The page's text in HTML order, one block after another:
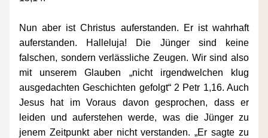
Nun aber ist Christus auferstanden. Er ist wahrhaft
auferstanden. Halleluja! Die Jünger sind keine
falschen, sondern verlässliche Zeugen. Wir sind also
mit unserem Glauben „nicht irgendwelchen klug
ausgedachten Geschichten gefolgt“ 2 Petr 1,16. Auch
Jesus hat im Voraus davon gesprochen, dass er
leiden und auferstehen werde, was die Jünger zu
jenem Zeitpunkt aber nicht verstanden. „Er sagte zu